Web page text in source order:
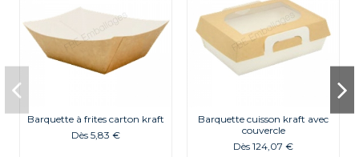
Barquette à frites carton kraft
Dès 5,83 €
Barquette cuisson kraft avec
couvercle
Dès 124,07 €